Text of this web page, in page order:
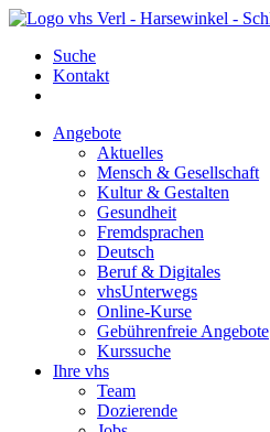
Suche
Kontakt
Angebote
Aktuelles
Mensch & Gesellschaft
Kultur & Gestalten
Gesundheit
Fremdsprachen
Deutsch
Beruf & Digitales
vhsUnterwegs
Online-Kurse
Gebührenfreie Angebote
Kurssuche
Ihre vhs
Team
Dozierende